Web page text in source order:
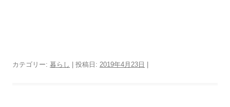
カテゴリー: 暮らし | 投稿日: 2019年4月23日